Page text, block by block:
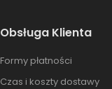
Obsługa Klienta
Formy płatności
Czas i koszty dostawy